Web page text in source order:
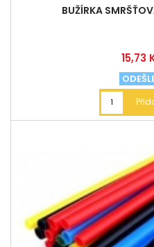
BUŽÍRKA
Cena
15,73